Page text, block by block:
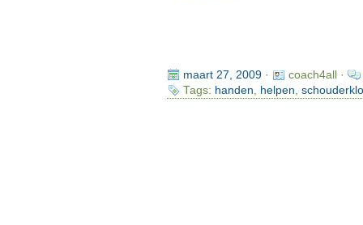
maart 27, 2009·
coach4all ·
Tags: handen helpen